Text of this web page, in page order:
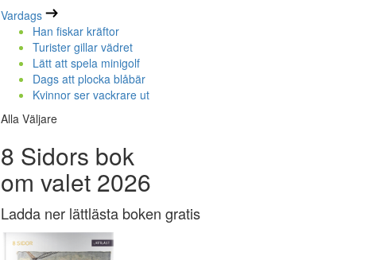
Vardags
Han fiskar kräftor
Turister gillar vädret
Lätt att spela minigolf
Dags att plocka blåbär
Kvinnor ser vackrare ut
Alla Väljare
8 Sidors bok
om valet 2026
Ladda ner lättlästa boken gratis